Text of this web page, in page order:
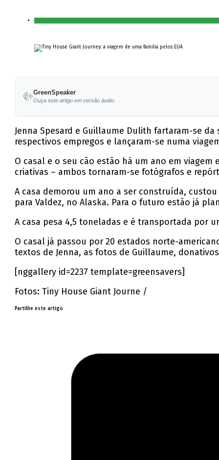
GreenSpeaker
Ouça este artigo em versão áudio.
Jenna Spesard e Guillaume Dulith fartaram-se
respectivos empregos e lançaram-se numa
O casal e o seu cão estão há um ano em
criativas – ambos tornaram-se fotógrafos e
A casa demorou um ano a ser construída,
para Valdez, no Alaska. Para o futuro estão já
A casa pesa 4,5 toneladas e é transportada por
O casal já passou por 20 estados norte-
textos de Jenna, as fotos de Guillaume,
[nggallery id=2237 template=greensavers]
Fotos: Tiny House Giant Journe /
Partilhe este artigo